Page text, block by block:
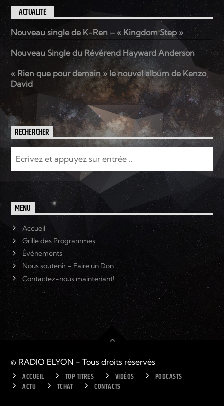
ACTUALITÉ
Nouveau single de K-Ren – « Kingdom Step »
Nouveau Single du Révérend Hayward Anderson
« Rien que pour demain » le nouvel album de Kenzo
David
RECHERCHER
MENU
Accueil
Grille des Programmes
Événements
Nous soutenir – Faire un Don
Contactez-nous maintenant!
© RADIO ELYON - Tous droits réservés
ACCUEIL TOP TITRES VIDÉOS
PODCASTS
ACTU
TCHAT CONTACTS